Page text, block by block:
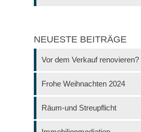
NEUESTE BEITRÄGE
Vor dem Verkauf renovieren?
Frohe Weihnachten 2024
Räum-und Streupflicht